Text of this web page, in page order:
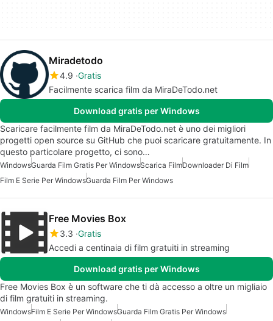
Miradetodo
4.9 Gratis
Facilmente scarica film da MiraDeTodo.net
Download gratis per Windows
Scaricare facilmente film da MiraDeTodo.net è uno dei migliori
progetti open source su GitHub che puoi scaricare gratuitamente. In
questo particolare progetto, ci sono…
WindowsGuarda Film Gratis Per WindowsScarica FilmDownloader Di Film
Film E Serie Per WindowsGuarda Film Per Windows
Free Movies Box
3.3 Gratis
Accedi a centinaia di film gratuiti in streaming
Download gratis per Windows
Free Movies Box è un software che ti dà accesso a oltre un migliaio
di film gratuiti in streaming.
WindowsFilm E Serie Per WindowsGuarda Film Gratis Per Windows